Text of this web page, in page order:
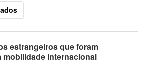
estrangeiros que foram
mobilidade internacional